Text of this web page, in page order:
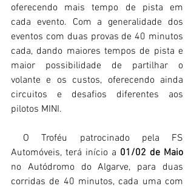
oferecendo mais tempo de pista em
cada evento. Com a generalidade dos
eventos com duas provas de 40 minutos
cada, dando maiores tempos de pista e
maior possibilidade de partilhar o
volante e os custos, oferecendo ainda
circuitos e desafios diferentes aos
pilotos MINI.
Automóveis, terá início a
no Autódromo do Algarve, para duas
corridas de 40 minutos, cada uma com